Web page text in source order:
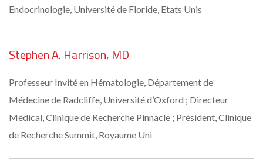
Endocrinologie, Université de Floride, Etats Unis
Stephen A. Harrison, MD
Professeur Invité en Hématologie, Département de
Médecine de Radcliffe, Université d’Oxford ; Directeur
Médical, Clinique de Recherche Pinnacle ; Président, Clinique
de Recherche Summit, Royaume Uni